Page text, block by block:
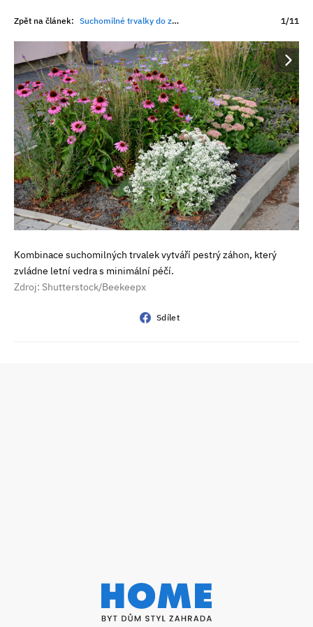
Zpět na článek: Suchomilné trvalky do zahrady: 9 nejkrásnějších rostlin, které zvládnou vedro i dlouhé sucho bez zalévání 1/11
Kombinace suchomilných trvalek vytváří pestrý záhon, který
zvládne letní vedra s minimální péčí.
Zdroj: Shutterstock/Beekeepx
Sdílet